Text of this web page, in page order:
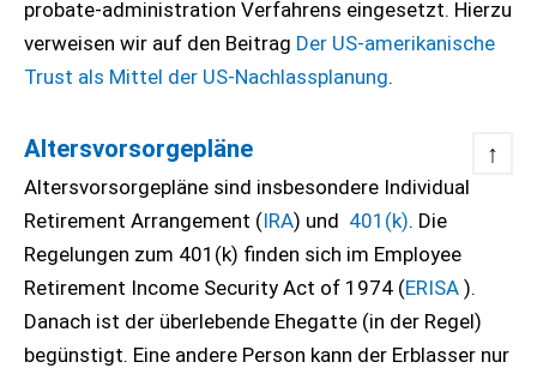
probate-administration Verfahrens eingesetzt. Hierzu
verweisen wir auf den Beitrag Der US-amerikanische
Trust als Mittel der US-Nachlassplanung.
Altersvorsorgepläne ↑
Altersvorsorgepläne sind insbesondere Individual
Retirement Arrangement (IRA) und 401(k). Die
Regelungen zum 401(k) finden sich im Employee
Retirement Income Security Act of 1974 (ERISA ).
Danach ist der überlebende Ehegatte (in der Regel)
begünstigt. Eine andere Person kann der Erblasser nur